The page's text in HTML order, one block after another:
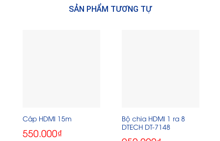
SẢN PHẨM TƯƠNG TỰ
Cáp HDMI 15m
550.000₫
Bộ chia HDMI 1 ra 8
DTECH DT-7148